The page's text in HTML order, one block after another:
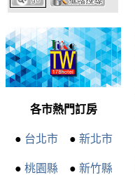
各市熱門訂房
● 台北市● 新北市
● 桃園縣 ● 新竹縣